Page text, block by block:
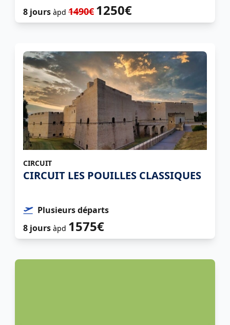
8 jours àpd 1490€ 1250€
CIRCUIT
CIRCUIT LES POUILLES CLASSIQUES
Plusieurs départs
8 jours àpd 1575€